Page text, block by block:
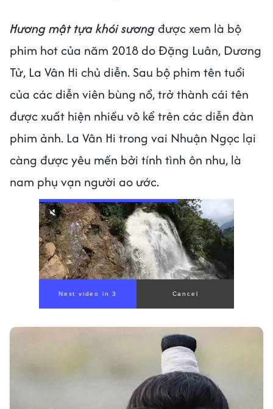
Hương mật tựa khói sươngđược xem là bộ
phim hot của năm 2018 do Đặng Luân, Dương
Tử, La Vân Hi chủ diễn. Sau bộ phim tên tuổi
của các diễn viên bùng nổ, trở thành cái tên
được xuất hiện nhiều vô kể trên các diễn đàn
phim ảnh. La Vân Hi trong vai Nhuận Ngọc lại
càng được yêu mến bởi tính tình ôn nhu, là
nam phụ vạn người ao ước.